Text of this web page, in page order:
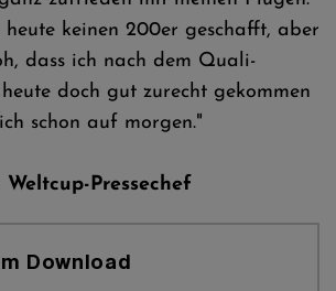
keinen 200er geschafft, aber
dass ich nach dem Quali-
doch gut zurecht gekommen
schon auf morgen."
Pressechef
Download